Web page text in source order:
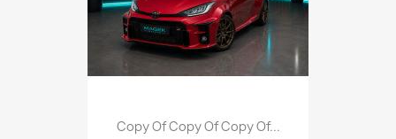
Copy Of Copy Of Copy Of...